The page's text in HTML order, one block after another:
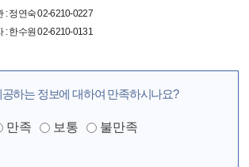
: 정연숙 02-6210-0227
: 한수원 02-6210-0131
하는 정보에 대하여 만족하시나요?
만족 보통
불만족